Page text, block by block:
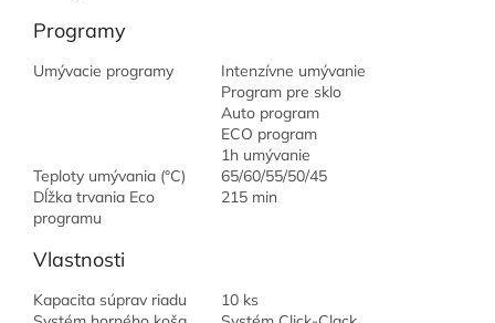
Programy
Umývacie programy
Intenzívne umývanie
Program pre sklo
Auto program
ECO program
1h umývanie
Teploty umývania (°C)
65/60/55/50/45
Dĺžka trvania Eco
programu
215 min
Vlastnosti
Kapacita súprav riadu
10 ks